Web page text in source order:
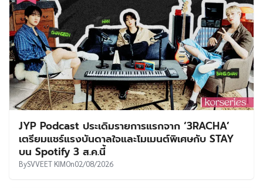
JYP Podcast ประเดิมรายการแรกจาก ‘3RACHA’
เตรียมแชร์แรงบันดาลใจและโมเมนต์พิเศษกับ STAY
บน Spotify 3 ส.ค.นี้
BySVVEET KIMOn02/08/2026